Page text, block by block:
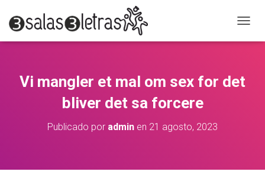
A
I
A
Vi mangler et mal om sex for det
bliver det sa forcere
Publicado por admin en 21 agosto, 2023